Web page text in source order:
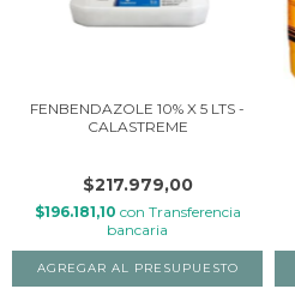
FENBENDAZOLE 10% X 5 LTS -
CALASTREME
$217.979,00
$196.181,10 con Transferencia
bancaria